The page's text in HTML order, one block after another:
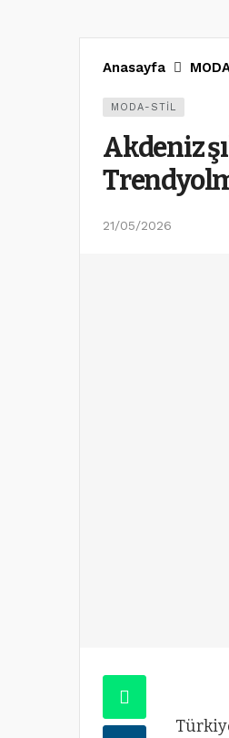
Anasayfa
MODA-STİL
Akdeniz
21/05/2026